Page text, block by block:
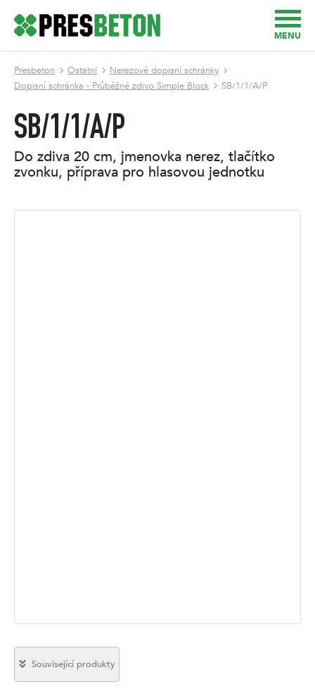
MENU
Presbeton Ostatní
Nerezové dopisní schránky
Dopisní schránka - Průběžné zdivo Simple Block
SB/1/1/A/P
SB/1/1/A/P
do zdiva 20 cm, jmenovka nerez, tlačítko
zvonku, příprava pro hlasovou jednotku
Související produkty